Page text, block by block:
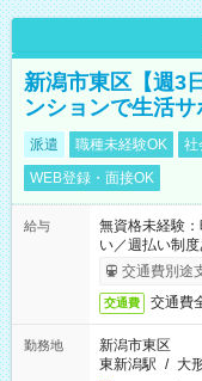
新潟市東区【週3
ンションで生活サ
派遣 職種未経験OK 社
WEB登録・面接OK
給与
無資格未経験
い／週払い制
完了次第のお
交通費別途
交通費 交通費
勤務地
新潟市東区
東新潟駅 / 大